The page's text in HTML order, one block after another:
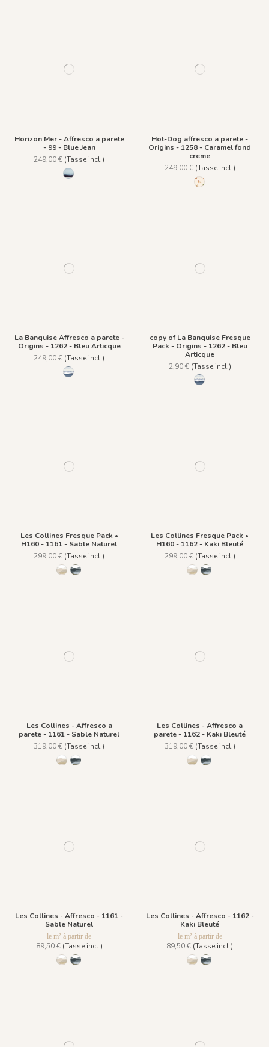
Horizon Mer - Affresco a parete
- 99 - Blue Jean
249,00 € (Tasse incl.)
99 - Blue Jean
Hot-Dog affresco a parete -
Origins - 1258 - Caramel fond
creme
249,00 €(Tasse incl.)
1258 - Caramel fond
La Banquise Affresco a parete -
Origins - 1262 - Bleu Articque
249,00 € (Tasse incl.)
1262 - Bleu Articque
copy of La Banquise Fresque
Pack - Origins - 1262 - Bleu
Articque
2,90 €(Tasse incl.)
1262 - Bleu Articque
Les Collines Fresque Pack •
H160 - 1161 - Sable Naturel
299,00 € (Tasse incl.)
1161 - Sable Naturel
1162 - Kaki Bleuté
Les Collines Fresque Pack •
H160 - 1162 - Kaki Bleuté
299,00 €(Tasse incl.)
1161 - Sable Naturel
1162 - Kaki Bleuté
Les Collines - Affresco a
parete - 1161 - Sable Naturel
319,00 € (Tasse incl.)
1161 - Sable Naturel
1162 - Kaki Bleuté
Les Collines - Affresco a
parete - 1162 - Kaki Bleuté
319,00 €(Tasse incl.)
1161 - Sable Naturel
1162 - Kaki Bleuté
Les Collines - Affresco - 1161 -
Sable Naturel
le m² à partir de
89,50 €(Tasse incl.)
1161 - Sable Naturel
1162 - Kaki Bleuté
Les Collines - Affresco - 1162 -
Kaki Bleuté
le m² à partir de
89,50 € (Tasse incl.)
1161 - Sable Naturel
1162 - Kaki Bleuté